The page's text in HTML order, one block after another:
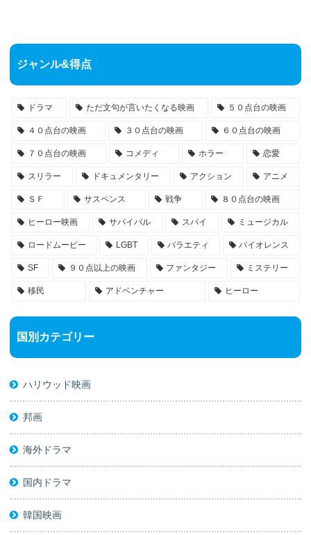
ジャンル&得点
ドラマ ただ文句が言いたくなる映画 ５０点台の映画
４０点台の映画 ３０点台の映画 ６０点台の映画
７０点台の映画 コメディ ホラー 恋愛
スリラー ドキュメンタリー アクション アニメ
ＳＦ サスペンス 戦争 ８０点台の映画
ヒーロー映画 サバイバル スパイ ミュージカル
ロードムービー LGBT バラエティ バイオレンス
SF ９０点以上の映画 ファンタジー ミステリー
移民 アドベンチャー ヒーロー
国別カテゴリー
ハリウッド映画
邦画
海外ドラマ
国内ドラマ
韓国映画